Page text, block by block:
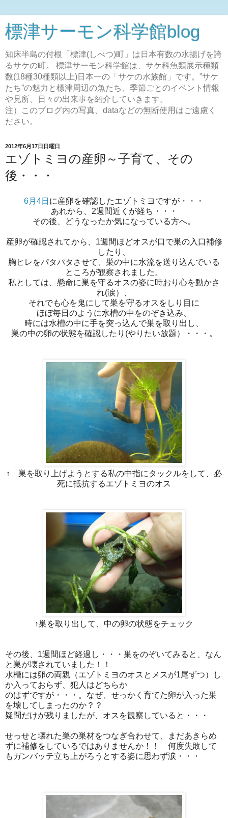
標津サーモン科学館blog
知床半島の付根「標津(しべつ)町」は日本有数の水揚げを誇
るサケの町。 標津サーモン科学館は、サケ科魚類展示種類
数(18種30種類以上)日本一の「サケの水族館」です。”サケ
たち”の魅力と標津周辺の魚たち、季節ごとのイベント情報
や見所、日々の出来事を紹介していきます。
注）このブログ内の写真、dataなどの無断使用はご遠慮く
ださい。
2012年6月17日日曜日
エゾトミヨの産卵～子育て、その
後・・・
6月4日 に産卵を確認したエゾトミヨですが・・・
あれから、2週間近くが経ち・・・
その後、どうなったか気になっている方へ。
産卵が確認されてから、1週間ほどオスが口で巣の入口補修
したり、
胸ヒレをパタパタさせて、巣の中に水流を送り込んでいる
ところが観察されました。
私としては、懸命に巣を守るオスの姿に時おり心を動かさ
れ(涙）、
それでも心を鬼にして巣を守るオスをしり目に
ほぼ毎日のように水槽の中をのぞき込み、
時には水槽の中に手を突っ込んで巣を取り出し、
巣の中の卵の状態を確認したり(やりたい放題）・・・。
↑ 巣を取り上げようとする私の中指にタックルをして、必
死に抵抗するエゾトミヨのオス
↑巣を取り出して、中の卵の状態をチェック
その後、1週間ほど経過し・・・巣をのぞいてみると、なん
と巣が壊されていました！！
水槽には卵の両親（エゾトミヨのオスとメスが1尾ずつ）し
か入っておらず、犯人はどちらか
のはずですが・・・。なぜ、せっかく育てた卵が入った巣
を壊してしまったのか？？
疑問だけが残りましたが、オスを観察していると・・・
せっせと壊れた巣の巣材をつなぎ合わせて、まだあきらめ
ずに補修をしているではありませんか！！ 何度失敗して
もガンバッテ立ち上がろうとする姿に思わず涙・・・